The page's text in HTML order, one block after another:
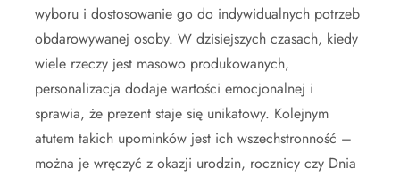
wyboru i dostosowanie go do indywidualnych potrzeb
obdarowywanej osoby. W dzisiejszych czasach, kiedy
wiele rzeczy jest masowo produkowanych,
personalizacja dodaje wartości emocjonalnej i
sprawia, że prezent staje się unikatowy. Kolejnym
atutem takich upominków jest ich wszechstronność –
można je wręczyć z okazji urodzin, rocznicy czy Dnia